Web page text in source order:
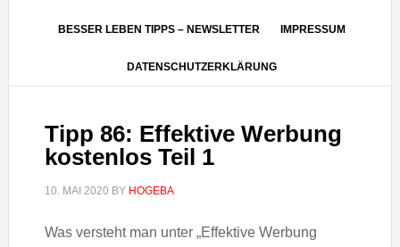
BESSER LEBEN TIPPS – NEWSLETTER IMPRESSUM
DATENSCHUTZERKLÄRUNG
Tipp 86: Effektive Werbung
kostenlos Teil 1
10. MAI 2020 BY HOGEBA
Was versteht man unter „Effektive Werbung